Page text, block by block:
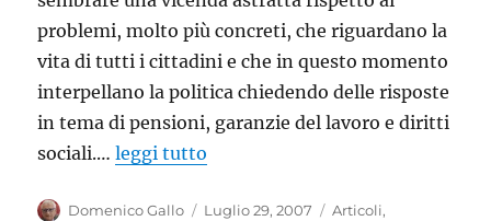
problemi, molto più concreti, che riguardano la
vita di tutti i cittadini e che in questo momento
interpellano la politica chiedendo delle risposte
in tema di pensioni, garanzie del lavoro e diritti
sociali.…leggi tutto
Autore
Domenico Gallo
Pubblicato
Luglio 29, 2007 Categorie
Articoli,